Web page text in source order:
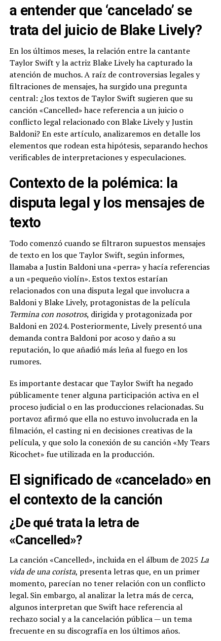
a entender que ‘cancelado’ se
trata del juicio de Blake Lively?
En los últimos meses, la relación entre la cantante
Taylor Swift y la actriz Blake Lively ha capturado la
atención de muchos. A raíz de controversias legales y
filtraciones de mensajes, ha surgido una pregunta
central: ¿los textos de Taylor Swift sugieren que su
canción «Cancelled» hace referencia a un juicio o
conflicto legal relacionado con Blake Lively y Justin
Baldoni? En este artículo, analizaremos en detalle los
elementos que rodean esta hipótesis, separando hechos
verificables de interpretaciones y especulaciones.
Contexto de la polémica: la
disputa legal y los mensajes de
texto
Todo comenzó cuando se filtraron supuestos mensajes
de texto en los que Taylor Swift, según informes,
llamaba a Justin Baldoni una «perra» y hacía referencias
a un «pequeño violín». Estos textos estarían
relacionados con una disputa legal que involucra a
Baldoni y Blake Lively, protagonistas de la película
Termina con nosotros, dirigida y protagonizada por
Baldoni en 2024. Posteriormente, Lively presentó una
demanda contra Baldoni por acoso y daño a su
reputación, lo que añadió más leña al fuego en los
rumores.
Es importante destacar que Taylor Swift ha negado
públicamente tener alguna participación activa en el
proceso judicial o en las producciones relacionadas. Su
portavoz afirmó que ella no estuvo involucrada en la
filmación, el casting ni en decisiones creativas de la
película, y que solo la conexión de su canción «My Tears
Ricochet» fue utilizada en la producción.
El significado de «cancelado» en
el contexto de la canción
¿De qué trata la letra de
«Cancelled»?
La canción «Cancelled», incluida en el álbum de 2025 La
vida de una corista, presenta letras que, en un primer
momento, parecían no tener relación con un conflicto
legal. Sin embargo, al analizar la letra más de cerca,
algunos interpretan que Swift hace referencia al
rechazo social y a la cancelación pública — un tema
frecuente en su discografía en los últimos años.